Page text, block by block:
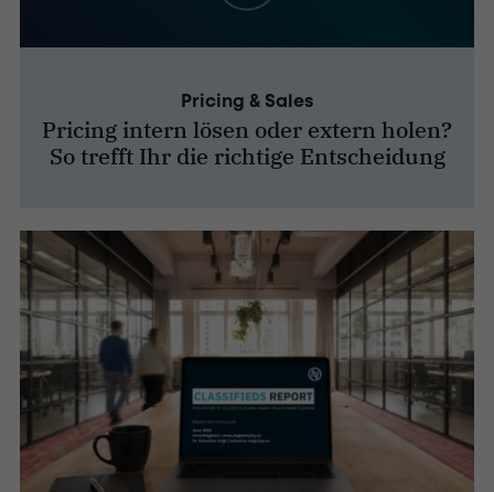
Pricing & Sales
Pricing intern lösen oder extern holen?
So trefft Ihr die richtige Entscheidung